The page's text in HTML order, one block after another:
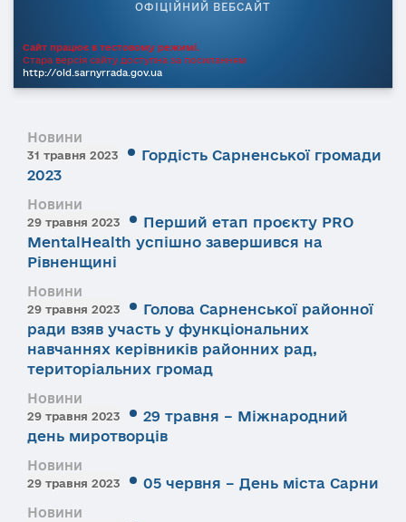
ОФІЦІЙНИЙ ВЕБСАЙТ
Сайт працює в тестовому режимі.
Стара версія сайту доступна за посиланням
http://old.sarnyrrada.gov.ua
Новини
31 травня 2023
Гордість Сарненської громади
2023
Новини
29 травня 2023
Перший етап проєкту PRO
MentalHealth успішно завершився на
Рівненщині
Новини
29 травня 2023
Голова Сарненської районної
ради взяв участь у функціональних
навчаннях керівників районних рад,
територіальних громад
Новини
29 травня 2023
29 травня – Міжнародний
день миротворців
Новини
29 травня 2023 05 червня – День міста Сарни
Новини